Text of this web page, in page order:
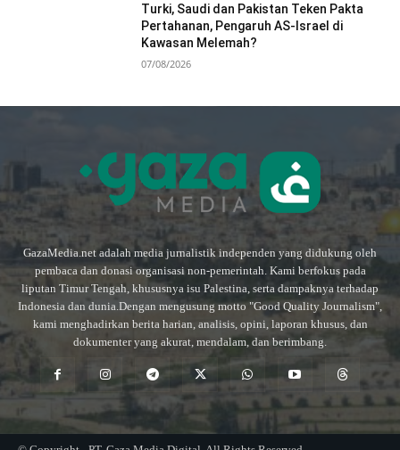
Turki, Saudi dan Pakistan Teken Pakta
Pertahanan, Pengaruh AS-Israel di
Kawasan Melemah?
07/08/2026
GazaMedia.net adalah media jurnalistik independen yang didukung oleh
pembaca dan donasi organisasi non-pemerintah. Kami berfokus pada
liputan Timur Tengah, khususnya isu Palestina, serta dampaknya terhadap
Indonesia dan dunia.Dengan mengusung motto "Good Quality Journalism",
kami menghadirkan berita harian, analisis, opini, laporan khusus, dan
dokumenter yang akurat, mendalam, dan berimbang.